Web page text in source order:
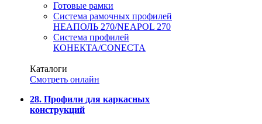
Готовые рамки
Система рамочных профилей
НЕАПОЛЬ 270/NEAPOL 270
Система профилей
КОНЕКТА/CONECTA
Каталоги
Смотреть онлайн
28. Профили для каркасных
конструкций